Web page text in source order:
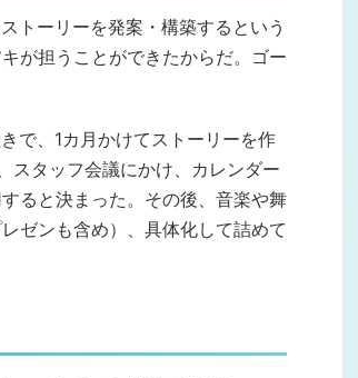
トーリーを発案・構築するという
が担うことができたからだ。ゴー
で、1カ月かけてストーリーを作
スタッフ会議にかけ、カレンダー
ると決まった。その後、音楽や舞
ゼンも含め）、具体化して詰めて